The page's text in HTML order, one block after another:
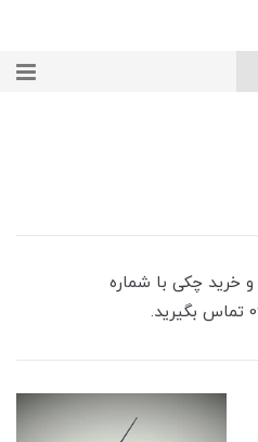
خرید چکی با شماره